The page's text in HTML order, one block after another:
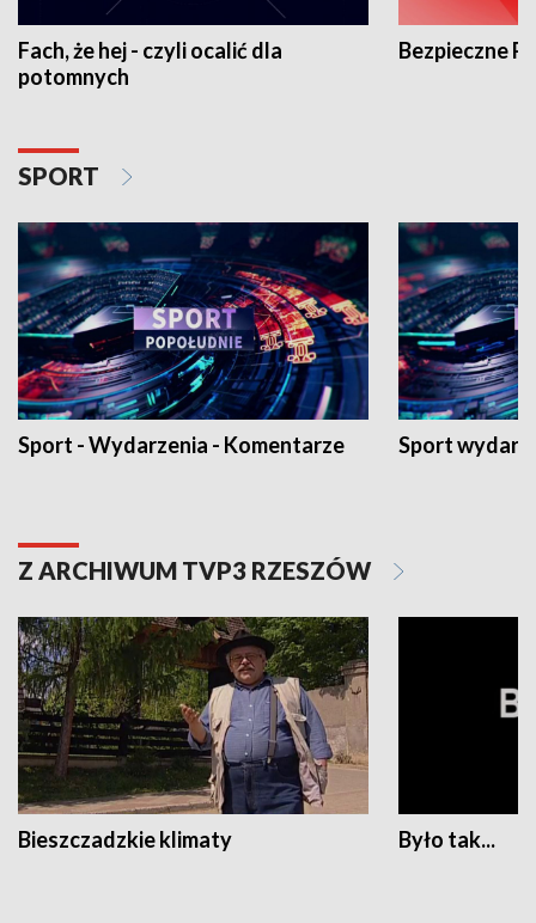
Fach, że hej - czyli ocalić dla
potomnych
Bezpieczne
SPORT
Sport - Wydarzenia - Komentarze Sport
Z ARCHIWUM TVP3 RZESZÓW
Bieszczadzkie klimaty Było tak...